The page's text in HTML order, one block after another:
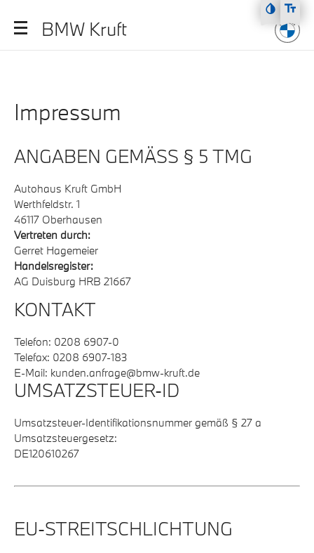
Zum Hauptmenü
Zum Inhalt
Zur Fußzeile
BMW Kruft
Impressum
ANGABEN GEMÄSS § 5 TMG
Autohaus Kruft GmbH
Werthfeldstr. 1
46117 Oberhausen
Vertreten durch:
Gerret Hagemeier
Handelsregister:
AG Duisburg HRB 21667
KONTAKT
Telefon: 0208 6907-0
Telefax: 0208 6907-183
E-Mail: kunden.anfrage@bmw-kruft.de
UMSATZSTEUER-ID
Umsatzsteuer-Identifikationsnummer gemäß § 27 a
Umsatzsteuergesetz:
DE120610267
EU-STREITSCHLICHTUNG